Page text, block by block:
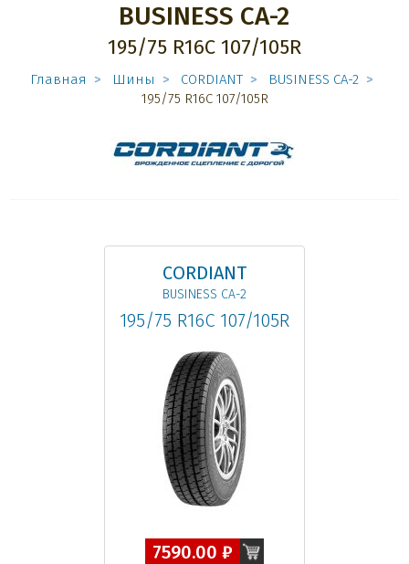
BUSINESS CA-2
195/75 R16C 107/105R
Главная Шины CORDIANT
BUSINESS CA-2
195/75 R16C 107/105R
CORDIANT
BUSINESS CA-2
195/75 R16C 107/105R
7590.00 ₽